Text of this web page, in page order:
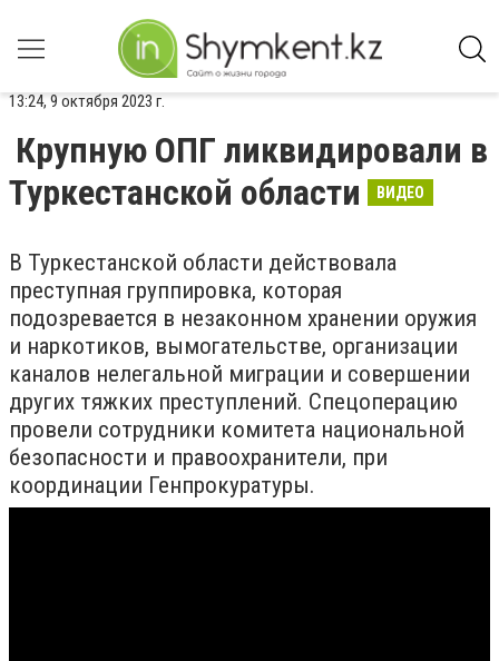
13:24, 9 октября 2023 г.
Крупную ОПГ ликвидировали в
Туркестанской области
ВИДЕО
В Туркестанской области действовала
преступная группировка, которая
подозревается в незаконном хранении оружия
и наркотиков, вымогательстве, организации
каналов нелегальной миграции и совершении
других тяжких преступлений. Спецоперацию
провели сотрудники комитета национальной
безопасности и правоохранители, при
координации Генпрокуратуры.